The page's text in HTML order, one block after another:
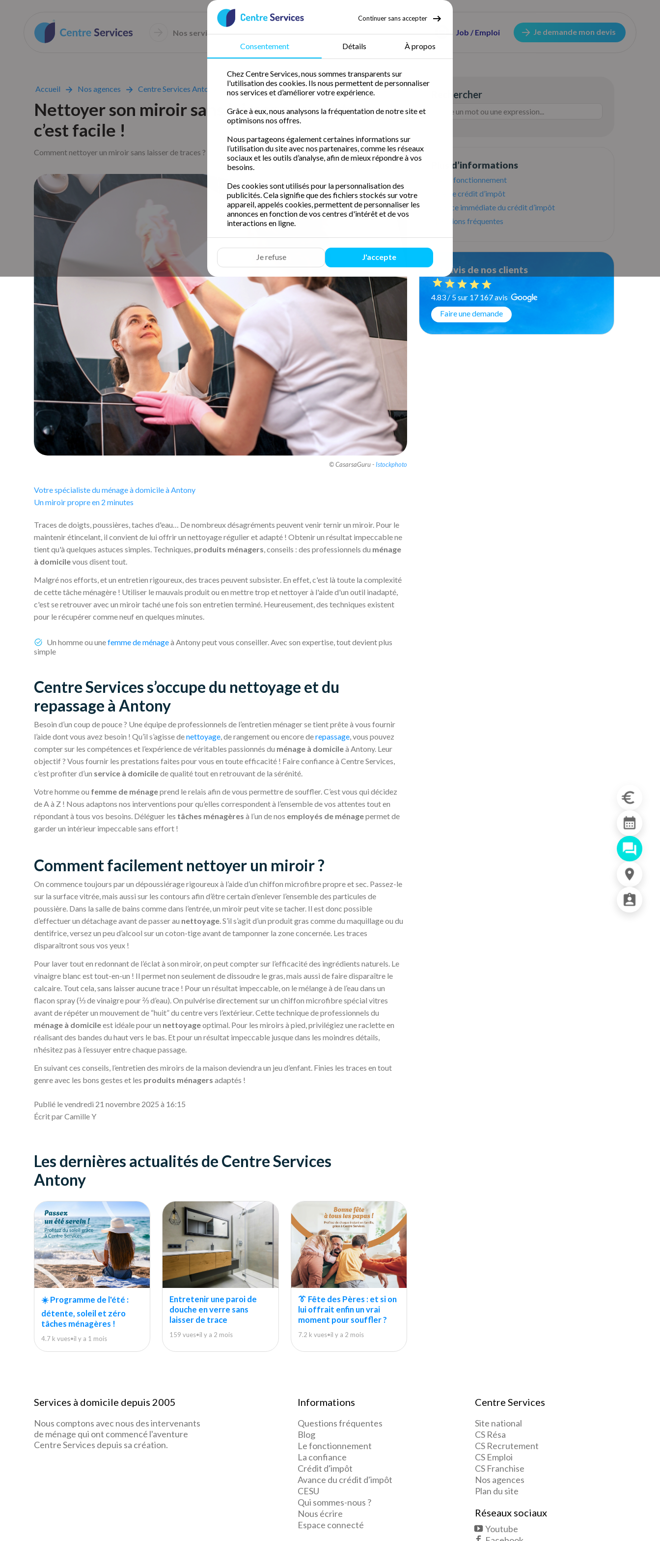
Nos services 50 % de crédit d’impôt Job / Emploi Je demande mon devis
Continuer sans accepter
Consentement Détails À propos
Chez Centre Services, nous sommes transparents sur
l'utilisation des cookies. Ils nous permettent de personnaliser
nos services et d’améliorer votre expérience.
Grâce à eux, nous analysons la fréquentation de notre site et
optimisons nos offres.
Nous partageons également certaines informations sur
l’utilisation du site avec nos partenaires, comme les réseaux
sociaux et les outils d’analyse, afin de mieux répondre à vos
besoins.
Des cookies sont utilisés pour la personnalisation des
publicités. Cela signifie que des fichiers stockés sur votre
appareil, appelés cookies, permettent de personnaliser les
annonces en fonction de vos centres d'intérêt et de vos
interactions en ligne.
Je refuse J'accepte
Accueil Nos agences Centre Services Antony Nettoyer son miroir sans laisser aucune trace, c’est facile !
Nettoyer son miroir sans laisser aucune trace,
c’est facile !
Comment nettoyer un miroir sans laisser de traces ? Retrouvez tous les bons conseils de nettoyage à connaître !
© CasarsaGuru - Istockphoto
Votre spécialiste du ménage à domicile à Antony
Un miroir propre en 2 minutes
Traces de doigts, poussières, taches d'eau… De nombreux désagréments peuvent venir ternir un miroir. Pour le
maintenir étincelant, il convient de lui offrir un nettoyage régulier et adapté ! Obtenir un résultat impeccable ne
tient qu'à quelques astuces simples. Techniques, produits ménagers, conseils : des professionnels du ménage
à domicilevous disent tout.
Malgré nos efforts, et un entretien rigoureux, des traces peuvent subsister. En effet, c'est là toute la complexité
de cette tâche ménagère ! Utiliser le mauvais produit ou en mettre trop et nettoyer à l'aide d'un outil inadapté,
c'est se retrouver avec un miroir taché une fois son entretien terminé. Heureusement, des techniques existent
pour le récupérer comme neuf en quelques minutes.
Un homme ou unefemme de ménageà Antony peut vous conseiller. Avec son expertise, tout devient plus
simple
Centre Services s’occupe du nettoyage et du
repassage à Antony
Besoin d’un coup de pouce ? Une équipe de professionnels de l’entretien ménager se tient prête à vous fournir
l’aide dont vous avez besoin ! Qu’il s’agisse denettoyage, de rangement ou encore derepassage, vous pouvez
compter sur les compétences et l’expérience de véritables passionnés du ménage à domicileà Antony. Leur
objectif ? Vous fournir les prestations faites pour vous en toute efficacité ! Faire confiance à Centre Services,
c’est profiter d’un service à domicilede qualité tout en retrouvant de la sérénité.
Votre homme ou femme de ménageprend le relais afin de vous permettre de souffler. C’est vous qui décidez
de A à Z ! Nous adaptons nos interventions pour qu’elles correspondent à l’ensemble de vos attentes tout en
répondant à tous vos besoins. Déléguer les tâches ménagères à l’un de nos employés de ménagepermet de
garder un intérieur impeccable sans effort !
Comment facilement nettoyer un miroir ?
On commence toujours par un dépoussiérage rigoureux à l’aide d’un chiffon microfibre propre et sec. Passez-le
sur la surface vitrée, mais aussi sur les contours afin d’être certain d’enlever l’ensemble des particules de
poussière. Dans la salle de bains comme dans l’entrée, un miroir peut vite se tacher. Il est donc possible
d’effectuer un détachage avant de passer au nettoyage. S’il s’agit d’un produit gras comme du maquillage ou du
dentifrice, versez un peu d’alcool sur un coton-tige avant de tamponner la zone concernée. Les traces
disparaîtront sous vos yeux !
Pour laver tout en redonnant de l’éclat à son miroir, on peut compter sur l’efficacité des ingrédients naturels. Le
vinaigre blanc est tout-en-un ! Il permet non seulement de dissoudre le gras, mais aussi de faire disparaître le
calcaire. Tout cela, sans laisser aucune trace ! Pour un résultat impeccable, on le mélange à de l’eau dans un
flacon spray (⅓ de vinaigre pour ⅔ d’eau). On pulvérise directement sur un chiffon microfibre spécial vitres
avant de répéter un mouvement de “huit” du centre vers l’extérieur. Cette technique de professionnels du
ménage à domicileest idéale pour un nettoyageoptimal. Pour les miroirs à pied, privilégiez une raclette en
réalisant des bandes du haut vers le bas. Et pour un résultat impeccable jusque dans les moindres détails,
n’hésitez pas à l’essuyer entre chaque passage.
En suivant ces conseils, l’entretien des miroirs de la maison deviendra un jeu d’enfant. Finies les traces en tout
genre avec les bons gestes et les produits ménagers adaptés !
Publié le vendredi 21 novembre 2025 à 16:15
Écrit par Camille Y
Les dernières actualités de Centre Services
Antony
☀️ Programme de l'été :
détente, soleil et zéro
tâches ménagères !
4.7 k vues•il y a 1 mois
Entretenir une paroi de
douche en verre sans
laisser de trace
159 vues•il y a 2 mois
👔 Fête des Pères : et si on
lui offrait enfin un vrai
moment pour souffler ?
7.2 k vues•il y a 2 mois
Rechercher
Plus d’informations
Notre fonctionnement
50% de crédit d’impôt
L’avance immédiate du crédit d’impôt
Questions fréquentes
Les avis de nos clients
4.83 / 5 sur 17 167 avis
Faire une demande
Services à domicile depuis 2005
Nous comptons avec nous des intervenants
de ménage qui ont commencé l'aventure
Centre Services depuis sa création.
Informations
Questions fréquentes
Blog
Le fonctionnement
La confiance
Crédit d'impôt
Avance du crédit d'impôt
CESU
Qui sommes-nous ?
Nous écrire
Espace connecté
Centre Services
Site national
CS Résa
CS Recrutement
CS Emploi
CS Franchise
Nos agences
Plan du site
Réseaux sociaux
Youtube